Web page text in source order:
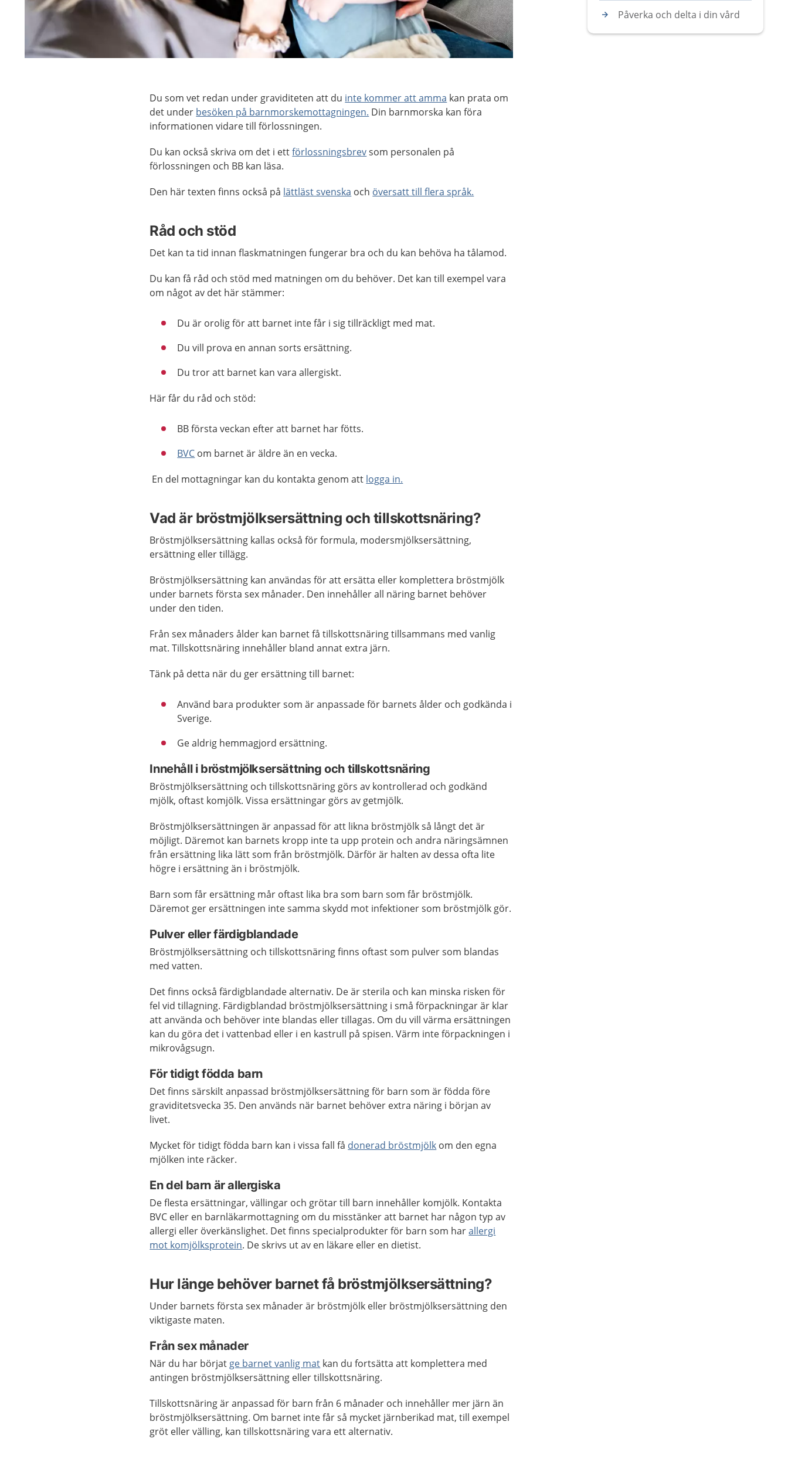
Du som vet redan under graviditeten att du inte kommer att amma kan prata om
det under besöken på barnmorskemottagningen. Din barnmorska kan föra
informationen vidare till förlossningen.
Du kan också skriva om det i ettförlossningsbrevsom personalen på
förlossningen och BB kan läsa.
Den här texten finns också på lättläst svenska och översatt till flera språk.
Råd och stöd
Det kan ta tid innan flaskmatningen fungerar bra och du kan behöva ha tålamod.
Du kan få råd och stöd med matningen om du behöver. Det kan till exempel vara
om något av det här stämmer:
Du är orolig för att barnet inte får i sig tillräckligt med mat.
Du vill prova en annan sorts ersättning.
Du tror att barnet kan vara allergiskt.
Här får du råd och stöd:
BB första veckan efter att barnet har fötts.
BVC om barnet är äldre än en vecka.
En del mottagningar kan du kontakta genom att logga in.
Vad är bröstmjölksersättning och tillskottsnäring?
Bröstmjölksersättning kallas också för formula, modersmjölksersättning,
ersättning eller tillägg.
Bröstmjölksersättning kan användas för att ersätta eller komplettera bröstmjölk
under barnets första sex månader. Den innehåller all näring barnet behöver
under den tiden.
Från sex månaders ålder kan barnet få tillskottsnäring tillsammans med vanlig
mat. Tillskottsnäring innehåller bland annat extra järn.
Tänk på detta när du ger ersättning till barnet:
Använd bara produkter som är anpassade för barnets ålder och godkända i
Sverige.
Ge aldrig hemmagjord ersättning.
Innehåll i bröstmjölksersättning och tillskottsnäring
Bröstmjölksersättning och tillskottsnäring görs av kontrollerad och godkänd
mjölk, oftast komjölk. Vissa ersättningar görs av getmjölk.
Bröstmjölksersättningen är anpassad för att likna bröstmjölk så långt det är
möjligt. Däremot kan barnets kropp inte ta upp protein och andra näringsämnen
från ersättning lika lätt som från bröstmjölk. Därför är halten av dessa ofta lite
högre i ersättning än i bröstmjölk.
Barn som får ersättning mår oftast lika bra som barn som får bröstmjölk.
Däremot ger ersättningen inte samma skydd mot infektioner som bröstmjölk gör.
Pulver eller färdigblandade
Bröstmjölksersättning och tillskottsnäring finns oftast som pulver som blandas
med vatten.
Det finns också färdigblandade alternativ. De är sterila och kan minska risken för
fel vid tillagning. Färdigblandad bröstmjölksersättning i små förpackningar är klar
att använda och behöver inte blandas eller tillagas. Om du vill värma ersättningen
kan du göra det i vattenbad eller i en kastrull på spisen. Värm inte förpackningen i
mikrovågsugn.
För tidigt födda barn
Det finns särskilt anpassad bröstmjölksersättning för barn som är födda före
graviditetsvecka 35. Den används när barnet behöver extra näring i början av
livet.
Mycket för tidigt födda barn kan i vissa fall få donerad bröstmjölk om den egna
mjölken inte räcker.
En del barn är allergiska
De flesta ersättningar, vällingar och grötar till barn innehåller komjölk. Kontakta
BVC eller en barnläkarmottagning om du misstänker att barnet har någon typ av
allergi eller överkänslighet. Det finns specialprodukter för barn som harallergi
mot komjölksprotein. De skrivs ut av en läkare eller en dietist.
Hur länge behöver barnet få bröstmjölksersättning?
Under barnets första sex månader är bröstmjölk eller bröstmjölksersättning den
viktigaste maten.
Från sex månader
När du har börjat ge barnet vanlig mat kan du fortsätta att komplettera med
antingen bröstmjölksersättning eller tillskottsnäring.
Tillskottsnäring är anpassad för barn från 6 månader och innehåller mer järn än
bröstmjölksersättning. Om barnet inte får så mycket järnberikad mat, till exempel
gröt eller välling, kan tillskottsnäring vara ett alternativ.
Påverka och delta i din vård